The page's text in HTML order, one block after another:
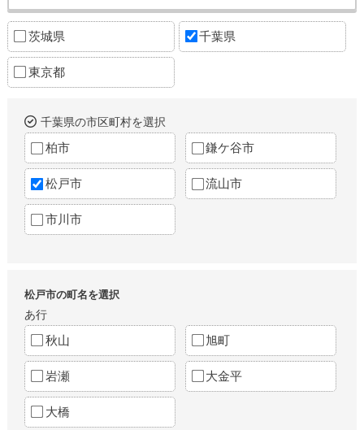
茨城県 千葉県
東京都
千葉県の市区町村を選択
柏市 鎌ケ谷市
松戸市 流山市
市川市
松戸市の町名を選択
あ行
秋山 旭町
岩瀬 大金平
大橋